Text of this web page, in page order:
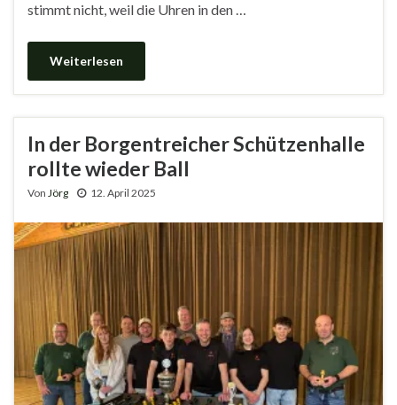
stimmt nicht, weil die Uhren in den …
Weiterlesen
In der Borgentreicher Schützenhalle
rollte wieder Ball
Von Jörg 12. April 2025